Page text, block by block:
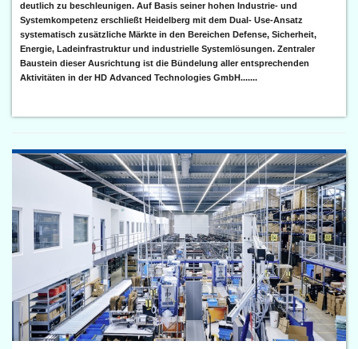
deutlich zu beschleunigen. Auf Basis seiner hohen Industrie- und
Systemkompetenz erschließt Heidelberg mit dem Dual- Use-Ansatz
systematisch zusätzliche Märkte in den Bereichen Defense, Sicherheit,
Energie, Ladeinfrastruktur und industrielle Systemlösungen. Zentraler
Baustein dieser Ausrichtung ist die Bündelung aller entsprechenden
Aktivitäten in der HD Advanced Technologies GmbH.......